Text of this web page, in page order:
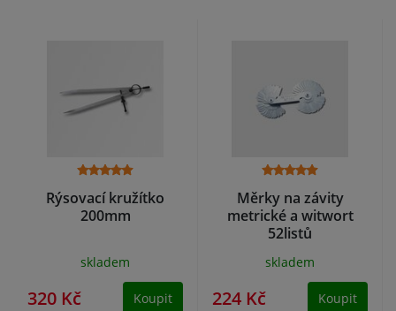
Rýsovací kružítko
200mm
skladem
320 Kč Koupit
Měrky na závity
metrické a witwort
52listů
skladem
224 Kč Koupit